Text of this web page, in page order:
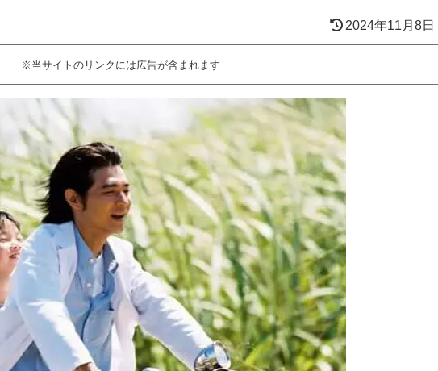
2024年11月8日
※当サイトのリンクには広告が含まれます